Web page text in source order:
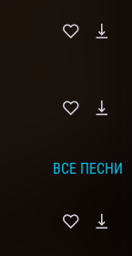
ВСЕ ПЕСНИ